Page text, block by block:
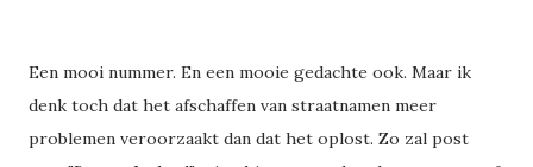
Een mooi nummer. En een mooie gedachte ook. Maar ik
denk toch dat het afschaffen van straatnamen meer
problemen veroorzaakt dan dat het oplost. Zo zal post